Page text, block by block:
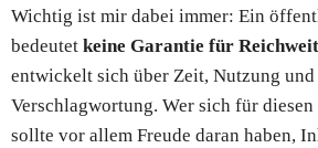
Wichtig ist mir dabei immer: Ein
bedeutet keine Garantie für
entwickelt sich über Zeit, Nutzung und
Verschlagwortung. Wer sich für diesen
sollte vor allem Freude daran haben,